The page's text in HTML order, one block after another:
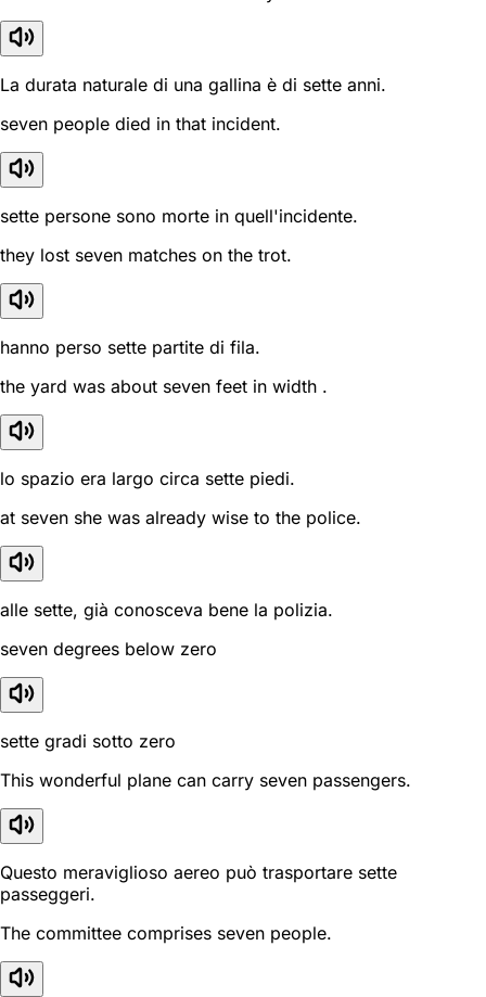
La durata naturale di una gallina è di sette anni.
seven people died in that incident.
sette persone sono morte in quell'incidente.
they lost seven matches on the trot.
hanno perso sette partite di fila.
the yard was about seven feet in width .
lo spazio era largo circa sette piedi.
at seven she was already wise to the police.
alle sette, già conosceva bene la polizia.
seven degrees below zero
sette gradi sotto zero
This wonderful plane can carry seven passengers.
Questo meraviglioso aereo può trasportare sette
passeggeri.
The committee comprises seven people.